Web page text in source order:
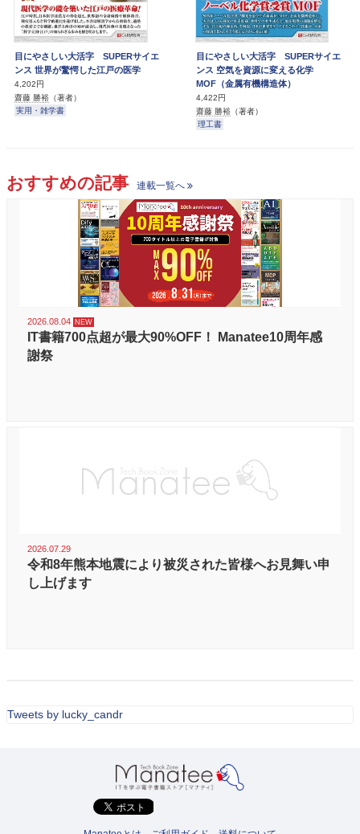
目にやさしい大活字 SUPERサイエ
ンス 世界が驚愕した江戸の医学
4,202円
齋藤 勝裕 （著者）
実用・雑学書
目にやさしい大活字 SUPERサイエ
ンス 空気を資源に変える化学
MOF（金属有機構造体）
4,422円
齋藤 勝裕 （著者）
理工書
おすすめの記事 連載一覧へ
2026.08.04
IT書籍700点超が最大90%OFF！ Manatee10周年感
謝祭
2026.07.29
令和8年熊本地震により被災された皆様へお見舞い申
し上げます
Tweets by lucky_candr